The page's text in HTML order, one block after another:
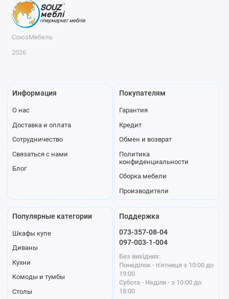
Полка для
обуви
Профиль
Серебро Модена белый
Модена
графит
СоюзМебель
2026
Информация
О нас
Доставка и оплата
Сотрудничество
Связаться с нами
Блог
Покупателям
Гарантия
Кредит
Обмен и возврат
Политика
конфиденциальности
Сборка мебели
Производители
Популярные категории
Шкафы купе
Диваны
Кухни
Комоды и тумбы
Столы
Поддержка
073-357-08-04
097-003-1-004
Без вихідних:
Понеділок - п'ятниця з 10:00 до
19:00
Субота - Неділя - з 10:00 до
18:00